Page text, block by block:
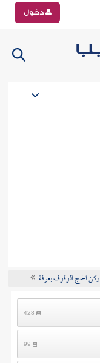
دخول
ركن الحج الوقوف بعرفة
428
99